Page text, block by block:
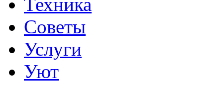
Советы
Услуги
Уют